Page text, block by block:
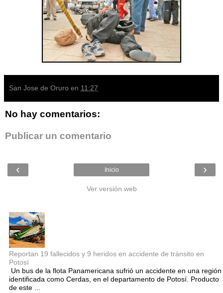
San Jose de Oruro en 11:27
No hay comentarios:
Publicar un comentario
‹ ›
Inicio
Ver versión web
Reportan 19 fallecidos y 9 heridos en accidente de tránsito en
Potosí
Un bus de la flota Panamericana sufrió un accidente en una región
identificada como Cerdas, en el departamento de Potosí. Producto
de este ...